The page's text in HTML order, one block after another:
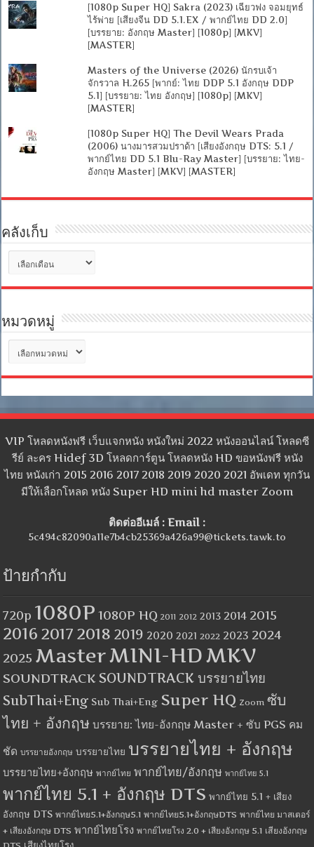
[1080p Super HQ] Sakra (2023) เฉียวฟง จอมยุทธ์
ไร้พ่าย [เสียงจีน DD 5.1.EX / พากย์ไทย DD 2.0]
[บรรยาย: อังกฤษ Master] [1080p] [MKV]
[MASTER]
Masters of the Universe (2026) นักรบเจ้า
จักรวาล H.265 [พากย์: ไทย DDP 5.1 อังกฤษ DDP
5.1] [บรรยาย: ไทย อังกฤษ] [1080p] [MKV]
[MASTER]
[1080p Super HQ] The Devil Wears Prada
(2006) นางมารสวมปราด้า [เสียงอังกฤษ DTS: 5.1 /
พากย์ไทย DD 5.1 Blu-Ray Master] [บรรยาย: ไทย-
อังกฤษ Master] [MKV] [MASTER]
คลังเก็บ
เก็บ
หมวดหมู่
หมู่
VIP โหลดหนังฟรี เว็บแจกหนัง หนังใหม่ 2022 หนังออนไลน์ โหลดซี
รีย์ ละคร Hidef 3D โหลดการ์ตูน โหลดหนัง HD ขอหนังฟรี หนัง
ไทย หนังเก่า 2015 2016 2017 2018 2019 2020 2021 อัพเดท ทุกวัน
มีให้เลือกโหลด หนัง Super HD mini hd master Zoom
ติดต่ออีเมล์ : Email :
5c494c82090a11e7b4cb25369a426a99@tickets.tawk.to
ป้ายกำกับ
720p 1080P 1080P HQ 2011 2012 2013 2014 2015
2016 2017 2018 2019 2020 2021 2022 2023 2024
2025 MasterMINI-HDMKV
SOUNDTRACK SOUNDTRACK บรรยายไทย
SubThai+Eng Sub Thai+Eng Super HQ Zoom ซับ
ไทย + อังกฤษ บรรยาย: ไทย-อังกฤษ Master + ซับ PGS คม
ชัด บรรยายอังกฤษ บรรยายไทย บรรยายไทย + อังกฤษ
บรรยายไทย+อังกฤษ พากย์ไทย พากย์ไทย/อังกฤษ พากย์ไทย 5.1
พากย์ไทย 5.1 + อังกฤษ DTS พากย์ไทย 5.1 + เสียง
อังกฤษ DTS พากย์ไทย5.1+อังกฤษ5.1 พากย์ไทย5.1+อังกฤษDTS พากย์ไทย มาสเตอร์
+ เสียงอังกฤษ DTS พากย์ไทยโรง พากย์ไทยโรง 2.0 + เสียงอังกฤษ 5.1 เสียงอังกฤษ